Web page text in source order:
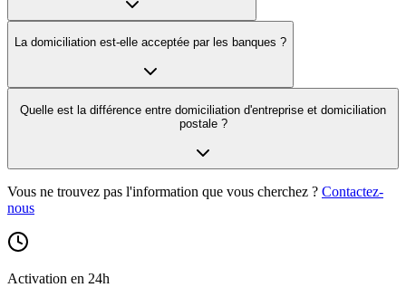
La domiciliation est-elle acceptée par les banques ?
Quelle est la différence entre domiciliation d'entreprise et domiciliation
postale ?
Vous ne trouvez pas l'information que vous cherchez ? Contactez-
nous
Activation en 24h